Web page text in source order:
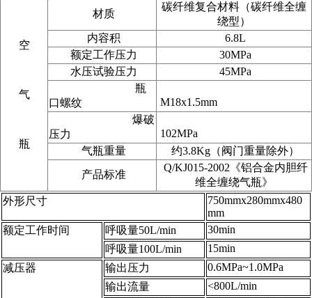
空
气
瓶
材质
碳纤维复合材料（碳纤维全缠
绕型）
内容积
6.8L
额定工作压力
30MPa
水压试验压力
45MPa
瓶
口螺纹
M18x1.5mm
爆破
压力
102MPa
气瓶重量
约3.8Kg（阀门重量除外）
产品标准
Q/KJ015-2002《铝合金内胆纤
维全缠绕气瓶》
外形尺寸
750mmx280mmx480
mm
额定工作时间
呼吸量50L/min
30min
呼吸量100L/min
15min
减压器
输出压力
0.6MPa~1.0MPa
输出流量
<800L/min